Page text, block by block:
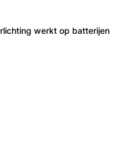
werkt op batterijen